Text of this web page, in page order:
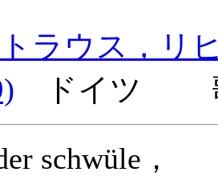
ラウス，リ
ドイツ 歌
schwüle，